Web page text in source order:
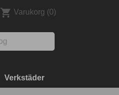
shopping_cart Varukorg (0)
Verkstäder